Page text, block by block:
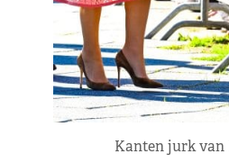
Kanten jurk van